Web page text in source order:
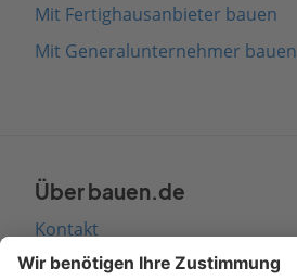
Mit Fertighausanbieter bauen
Mit Generalunternehmer bauen
Über bauen.de
Kontakt
Seitenaufbau